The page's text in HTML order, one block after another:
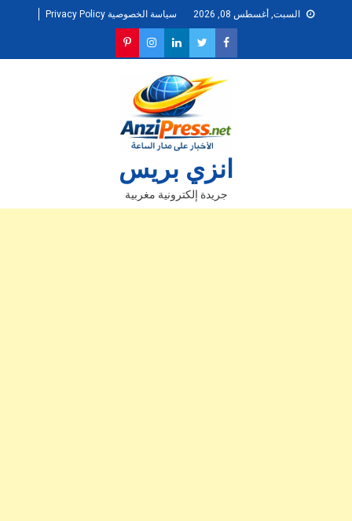
السبت, أغسطس 08, 2026 سياسة الخصوصية Privacy Policy
انزي بريس
جريدة إلكترونية مغربية